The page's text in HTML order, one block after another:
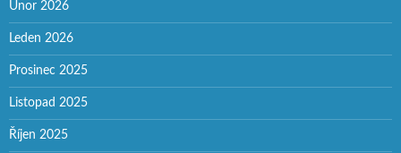
Únor 2026
Leden 2026
Prosinec 2025
Listopad 2025
Říjen 2025